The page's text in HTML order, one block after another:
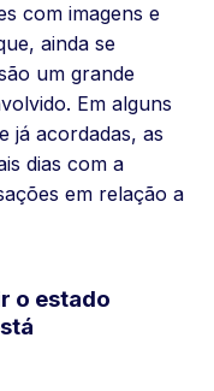
com imagens e
ainda se
um grande
Em alguns
já acordadas, as
dias com a
em relação a
o estado